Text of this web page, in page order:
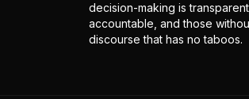
decision-making is
accountable, and those
discourse that has no taboos.